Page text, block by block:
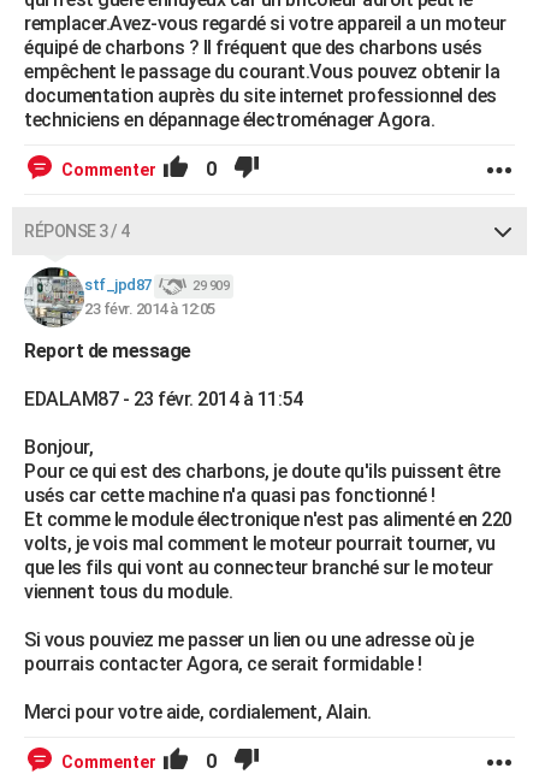
remplacer.Avez-vous regardé si votre appareil a un moteur
équipé de charbons ? Il fréquent que des charbons usés
empêchent le passage du courant.Vous pouvez obtenir la
documentation auprès du site internet professionnel des
techniciens en dépannage électroménager Agora.
Commenter 0
RÉPONSE 3 / 4
stf_jpd87 29 909
23 févr. 2014 à 12:05
Report de message
EDALAM87 - 23 févr. 2014 à 11:54
Bonjour,
Pour ce qui est des charbons, je doute qu'ils puissent être
usés car cette machine n'a quasi pas fonctionné !
Et comme le module électronique n'est pas alimenté en 220
volts, je vois mal comment le moteur pourrait tourner, vu
que les fils qui vont au connecteur branché sur le moteur
viennent tous du module.
Si vous pouviez me passer un lien ou une adresse où je
pourrais contacter Agora, ce serait formidable !
Merci pour votre aide, cordialement, Alain.
Commenter 0